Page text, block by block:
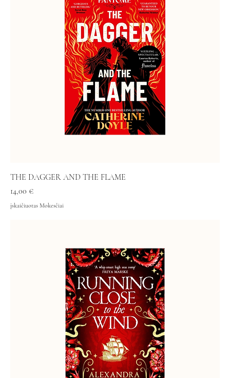
THE DAGGER AND THE FLAME
Kaina
14,00 €
įskaičiuotas Mokesčiai